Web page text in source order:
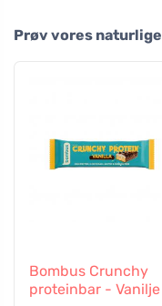
Prøv vores
Bombus Crunchy
proteinbar - Vanilje